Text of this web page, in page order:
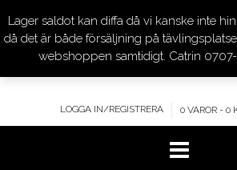
KVALITET – KOMPETENS –
LOGGA IN/REGISTRERA 0 VAROR - 0
Lager saldot kan diffa då vi kanske inte
då det är både försäljning på
webshoppen samtidigt. Catrin